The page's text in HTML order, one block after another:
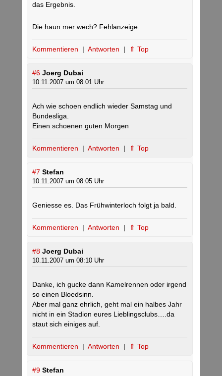
das Ergebnis.
Die haun mer wech? Fehlanzeige.
Kommentieren | Antworten | ⇑ Top
#6 Joerg Dubai
10.11.2007 um 08:01 Uhr
Ach wie schoen endlich wieder Samstag und
Bundesliga.
Einen schoenen guten Morgen
Kommentieren | Antworten | ⇑ Top
#7 Stefan
10.11.2007 um 08:05 Uhr
Geniesse es. Das Frühwinterloch folgt ja bald.
Kommentieren | Antworten | ⇑ Top
#8 Joerg Dubai
10.11.2007 um 08:10 Uhr
Danke, ich gucke dann Kamelrennen oder irgend
so einen Bloedsinn.
Aber mal ganz ehrlich, geht mal ein halbes Jahr
nicht in ein Stadion eures Lieblingsclubs….da
staut sich einiges auf.
Kommentieren | Antworten | ⇑ Top
#9 Stefan